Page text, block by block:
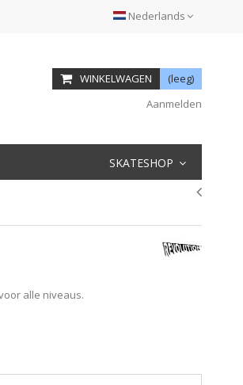
Nederlands
WINKELWAGEN
(leeg)
Aanmelden
SKATESHOP
alle niveaus.